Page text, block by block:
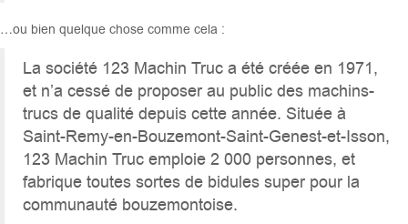
…ou bien quelque chose comme cela :
La société 123 Machin Truc a été créée en 1971,
et n’a cessé de proposer au public des machins-
trucs de qualité depuis cette année. Située à
Saint-Remy-en-Bouzemont-Saint-Genest-et-Isson,
123 Machin Truc emploie 2 000 personnes, et
fabrique toutes sortes de bidules super pour la
communauté bouzemontoise.